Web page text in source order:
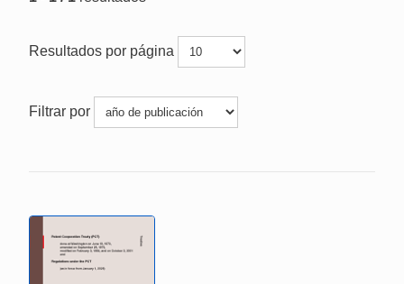
Resultados por página
Filtrar por